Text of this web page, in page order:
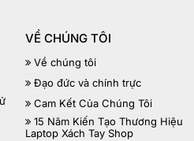
VỀ CHÚNG TÔI
Về chúng tôi
Đạo đức và chính trực
Cam Kết Của Chúng Tôi
15 Năm Kiến Tạo Thương Hiệu
Laptop Xách Tay Shop